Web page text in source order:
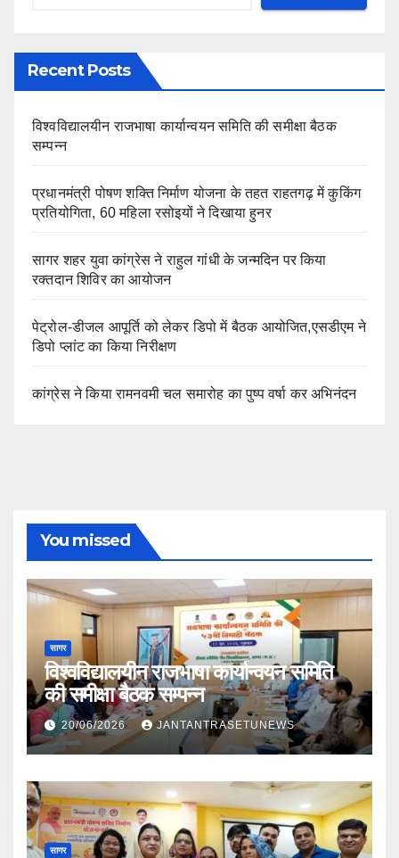
Recent Posts
विश्वविद्यालयीन राजभाषा कार्यान्वयन समिति की समीक्षा बैठक
सम्पन्न
प्रधानमंत्री पोषण शक्ति निर्माण योजना के तहत राहतगढ़ में कुकिंग
प्रतियोगिता, 60 महिला रसोइयों ने दिखाया हुनर
सागर शहर युवा कांग्रेस ने राहुल गांधी के जन्मदिन पर किया
रक्तदान शिविर का आयोजन
पेट्रोल-डीजल आपूर्ति को लेकर डिपो में बैठक आयोजित,एसडीएम ने
डिपो प्लांट का किया निरीक्षण
कांग्रेस ने किया रामनवमी चल समारोह का पुष्प वर्षा कर अभिनंदन
You missed
सागर
विश्वविद्यालयीन राजभाषा कार्यान्वयन समिति
की समीक्षा बैठक सम्पन्न
20/06/2026 JANTANTRASETUNEWS
सागर